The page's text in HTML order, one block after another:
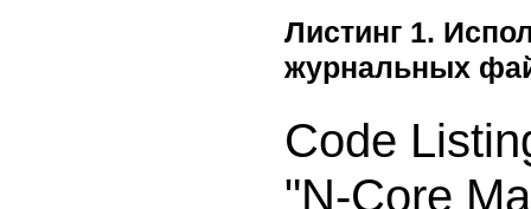
Листинг 1.
журнальных
Code
"N-Core